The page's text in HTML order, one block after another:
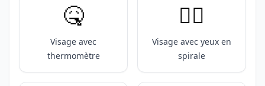
🤒
Visage avec
thermomètre
😵‍💫
Visage avec yeux en
spirale